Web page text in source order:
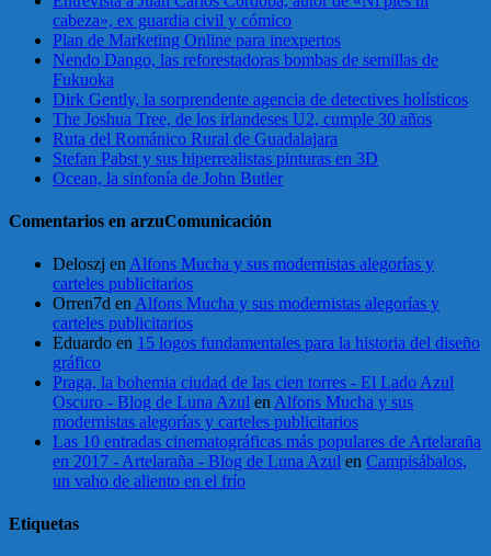
cabeza», ex guardia civil y cómico
Plan de Marketing Online para inexpertos
Nendo Dango, las reforestadoras bombas de semillas de
Fukuoka
Dirk Gently, la sorprendente agencia de detectives holísticos
The Joshua Tree, de los irlandeses U2, cumple 30 años
Ruta del Románico Rural de Guadalajara
Stefan Pabst y sus hiperrealistas pinturas en 3D
Ocean, la sinfonía de John Butler
Comentarios en arzuComunicación
Deloszj en Alfons Mucha y sus modernistas alegorías y
carteles publicitarios
Orren7d en Alfons Mucha y sus modernistas alegorías y
carteles publicitarios
Eduardo en 15 logos fundamentales para la historia del diseño
gráfico
Praga, la bohemia ciudad de las cien torres - El Lado Azul
Oscuro - Blog de Luna Azul en Alfons Mucha y sus
modernistas alegorías y carteles publicitarios
Las 10 entradas cinematográficas más populares de Artelaraña
en 2017 - Artelaraña - Blog de Luna Azul en Campisábalos,
un vaho de aliento en el frío
Etiquetas